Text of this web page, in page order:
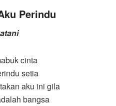
Perindu
cinta
setia
aku ini gila
bangsa